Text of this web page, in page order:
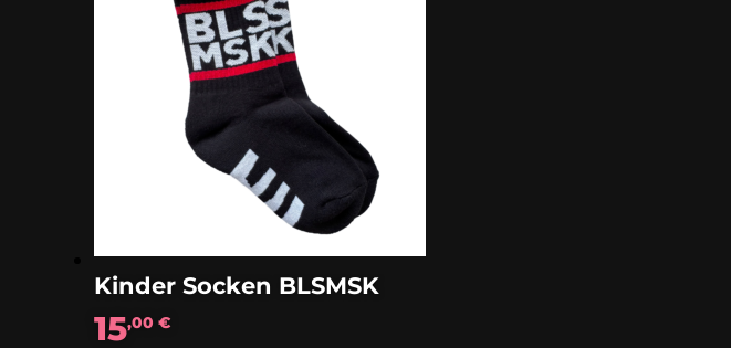
Kinder Socken BLSMSK
15,00€